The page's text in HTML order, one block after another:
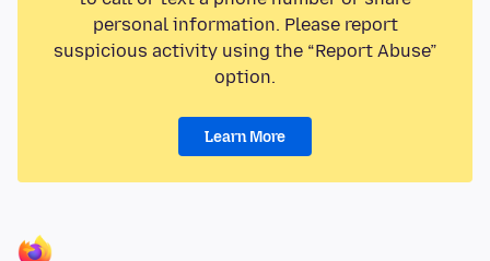
personal information. Please report
suspicious activity using the “Report Abuse”
option.
Learn More